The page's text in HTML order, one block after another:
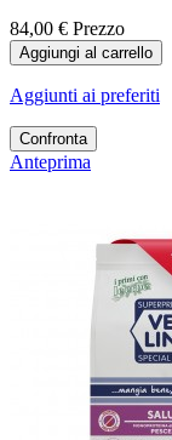
84,00 € Prezzo
Aggiungi al carrello
Aggiunti ai preferiti
Confronta
Anteprima